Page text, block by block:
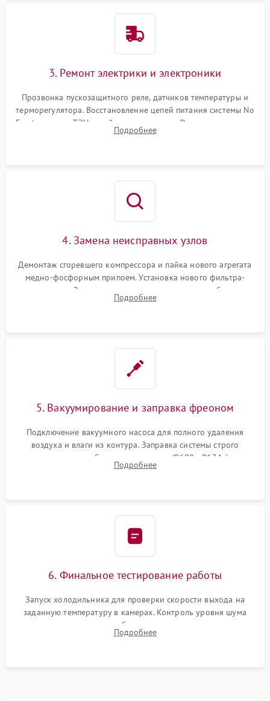
3. Ремонт электрики и электроники
Прозвонка пускозащитного реле, датчиков температуры и
терморегулятора. Восстановление цепей питания системы No
Frost, включая ТЭН оттайки и вентилятор. Ремонт или замена
платы управления при сбоях алгоритмов.
Подробнее
4. Замена неисправных узлов
Демонтаж сгоревшего компрессора и пайка нового агрегата
медно-фосфорным припоем. Установка нового фильтра-
осушителя. Замена изношенных вентиляторов обдува,
сломанных заслонок или поврежденных дверных петель.
Подробнее
5. Вакуумирование и заправка фреоном
Подключение вакуумного насоса для полного удаления
воздуха и влаги из контура. Заправка системы строго
дозированным объемом хладагента (R600a, R134a) по
электронным весам. Контроль рабочего давления в системе.
Подробнее
6. Финальное тестирование работы
Запуск холодильника для проверки скорости выхода на
заданную температуру в камерах. Контроль уровня шума
компрессора, отсутствия обмерзания стенок и корректного
срабатывания системы автоматической оттайки.
Подробнее